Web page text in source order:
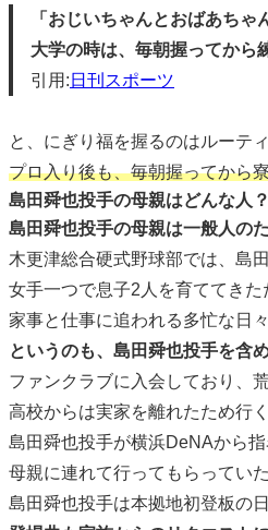
「おじいちゃんとおばあちゃ
大学の時は、毎朝握ってから
引用: 日刊スポーツ
と、にぎり福を握るのはルーテ
プロ入り後も、毎朝握ってから
島田舜也投手の母親はどんな人
島田舜也投手の母親は一般人の
木更津総合硬式野球部では、島
女手一つで息子2人を育ててきた
家事と仕事に追われる多忙な日
というのも、島田舜也投手を含
ファンクラブに入会しており、
高校からは実家を離れたため行
島田舜也投手が横浜DeNAから
母親に連れて行ってもらってい
島田舜也投手は本拠地初登板の